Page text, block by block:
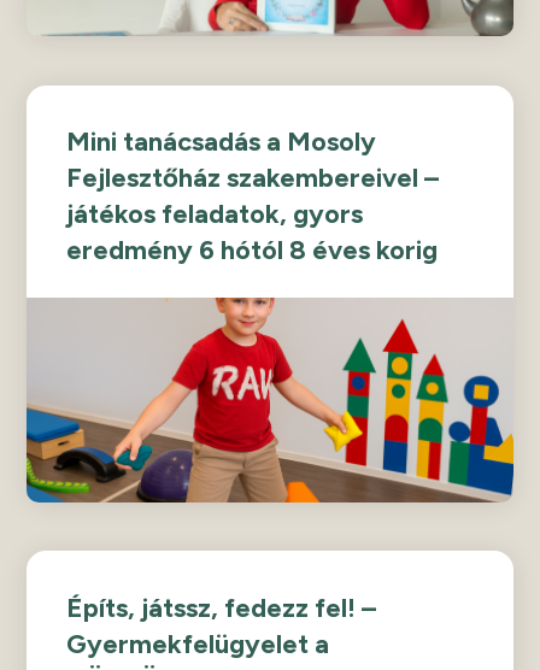
Mini tanácsadás a Mosoly
Fejlesztőház szakembereivel –
játékos feladatok, gyors
eredmény 6 hótól 8 éves korig
Építs, játssz, fedezz fel! –
Gyermekfelügyelet a